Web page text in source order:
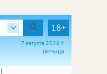
18+
7 августа 2026 г.
пятница